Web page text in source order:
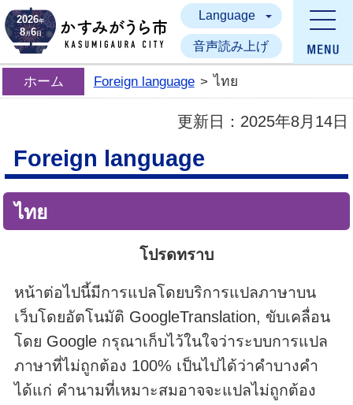
かすみがうら市
2026年
8月6日
Language
音声読み上げ
ホーム Foreign language > ไทย
更新日： 2025年8月14日
Foreign language
ไทย
โปรดทราบ
หน้าต่อไปนี้มีการแปลโดยบริการแปลภาษาบน
เว็บโดยอัตโนมัติ GoogleTranslation, ขับเคลื่อน
โดย Google กรุณาเก็บไว้ในใจว่าระบบการแปล
ภาษาที่ไม่ถูกต้อง 100% เป็นไปได้ว่าคำบางคำ
ได้แก่ คำนามที่เหมาะสมอาจจะแปลไม่ถูกต้อง